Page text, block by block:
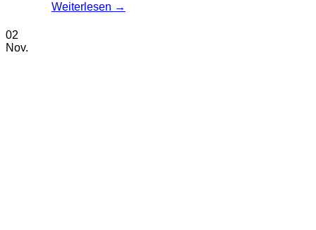
Weiterlesen →
02
Nov.